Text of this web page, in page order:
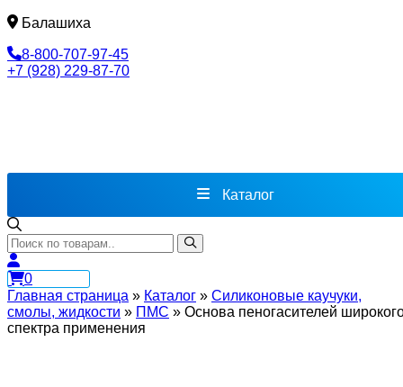
Балашиха
8-800-707-97-45
+7 (928) 229-87-70
Каталог
0
Главная страница » Каталог » Силиконовые каучуки,
смолы, жидкости » ПМС » Основа пеногасителей
спектра применения